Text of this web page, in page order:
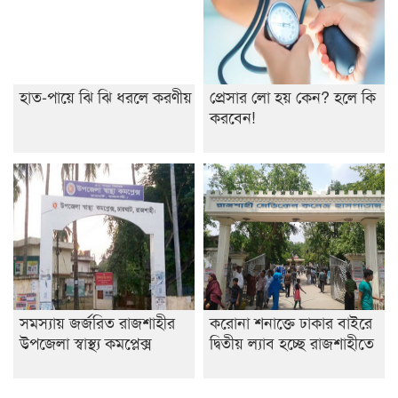
হাত-পায়ে ঝি ঝি ধরলে করণীয়
প্রেসার লো হয় কেন? হলে কি
করবেন!
সমস্যায় জর্জরিত রাজশাহীর
উপজেলা স্বাস্থ্য কমপ্লেক্স
করোনা শনাক্তে ঢাকার বাইরে
দ্বিতীয় ল্যাব হচ্ছে রাজশাহীতে